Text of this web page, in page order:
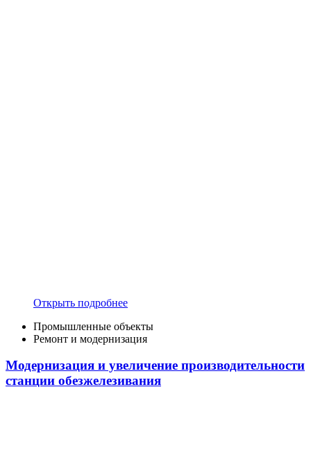
Открыть подробнее
Промышленные объекты
Ремонт и модернизация
Модернизация и увеличение производительности
станции обезжелезивания